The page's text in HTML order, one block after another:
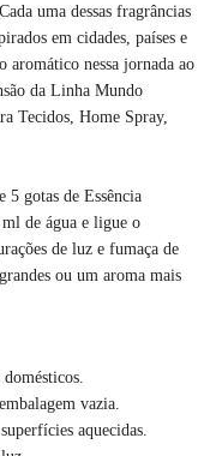
uma dessas fragrâncias
em cidades, países e
aromático nessa jornada ao
da Linha Mundo
Tecidos, Home Spray,
gotas de Essência
de água e ligue o
de luz e fumaça de
ou um aroma mais
vazia.
aquecidas.